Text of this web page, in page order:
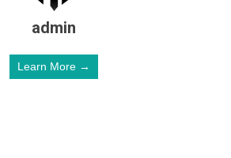
admin
Learn More →